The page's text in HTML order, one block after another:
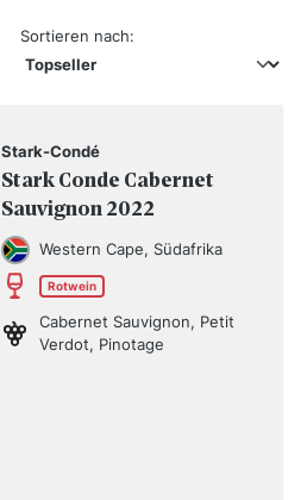
Sortieren nach:
Stark-Condé
Stark Conde Cabernet
Sauvignon 2022
Western Cape, Südafrika
Rotwein
Cabernet Sauvignon, Petit
Verdot, Pinotage